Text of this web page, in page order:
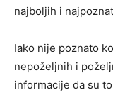
najboljih i
Iako nije poznato
nepoželjnih i
informacije da su